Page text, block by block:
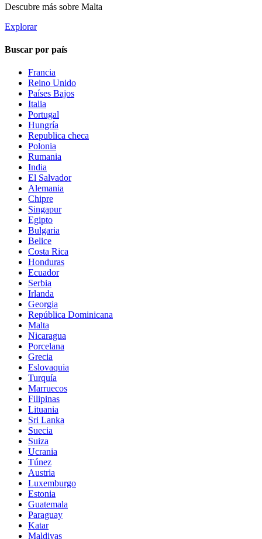
Descubre más sobre Malta
Explorar
Buscar por país
Francia
Reino Unido
Países Bajos
Italia
Portugal
Hungría
Republica checa
Polonia
Rumania
India
El Salvador
Alemania
Chipre
Singapur
Egipto
Bulgaria
Belice
Costa Rica
Honduras
Ecuador
Serbia
Irlanda
Georgia
República Dominicana
Malta
Nicaragua
Porcelana
Grecia
Eslovaquia
Turquía
Marruecos
Filipinas
Lituania
Sri Lanka
Suecia
Suiza
Ucrania
Túnez
Austria
Luxemburgo
Estonia
Guatemala
Paraguay
Katar
Maldivas